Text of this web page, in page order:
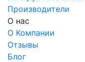
Производители
О нас
О Компании
Отзывы
Блог